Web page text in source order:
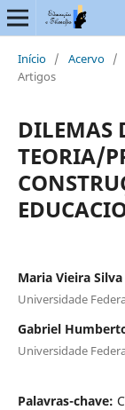
Início / Acervo /
Artigos
DILEMAS
TEORIA/
Maria Vieira Silva
Universidade
Gabriel
Universidade
Palavras-chave: